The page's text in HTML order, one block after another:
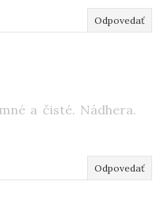
Odpovedať
a čisté. Nádhera.
Odpovedať